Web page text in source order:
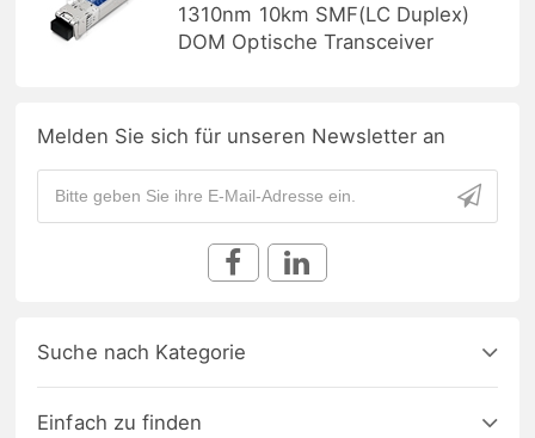
1310nm 10km SMF(LC Duplex)
DOM Optische Transceiver
Melden Sie sich für unseren Newsletter an
Suche nach Kategorie
Einfach zu finden